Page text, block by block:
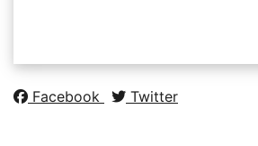
Facebook Twitter